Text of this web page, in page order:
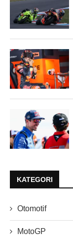
KATEGORI
Otomotif
MotoGP